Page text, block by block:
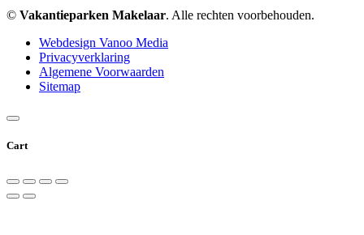
© Vakantieparken Makelaar. Alle rechten voorbehouden.
Webdesign Vanoo Media
Privacyverklaring
Algemene Voorwaarden
Sitemap
Cart